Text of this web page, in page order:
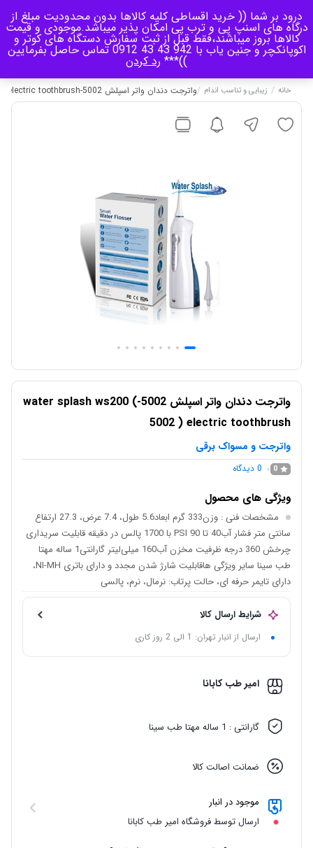
منو
0
خانه / زیبایی و تناسب اندام /واترجت دندان واتر اسپلش 5002-water splash ws200 ( 5002 ) electric toothbrush
واترجت دندان واتر اسپلش 5002-water splash ws200 (
5002 ) electric toothbrush
واترجت و مسواک برقی
0
0 دیدگاه
ویژگی های محصول
مشخصات فنی
: وزن333 گرم ابعاد5.6 طول، 7.4 عرض، 27.3 ارتفاع
سانتی متر فشار آب40 تا 90 PSI ‌با 1700 پالس در دقیقه قابلیت سریداری
چرخش 360 درجه ظرفیت مخزن آب160 میلی‌لیتر گارانتی1 ساله مهتا
طب سینا سایر ویژگی هاقابلیت شارژ شدن مجدد و دارای باتری NI-MH،
دارای تایمر حرفه ای، حالت پرتاب: نرمال، نرم، پالسی
شرایط ارسال کالا
ارسال از انبار تهران: 1 الی 2 روز کاری
امیر طب کابانا
گارانتی : 1 ساله مهتا طب سینا
ضمانت اصالت کالا
موجود در انبار
ارسال توسط فروشگاه امیر طب کابانا
درود بر شما (( خرید اقساطی کلیه کالاها بدون محدودیت مبلغ از
درگاه های اسنپ پی و ترب پی امکان پذیر میباشد.موجودی و قیمت
کالاها بروز میباشند،فقط قبل از ثبت سفارش دستگاه های کوتر و
اکوپانکچر و جنین یاب با 942 43 43 0912 تماس حاصل بفرمایین
))*** رد کردن